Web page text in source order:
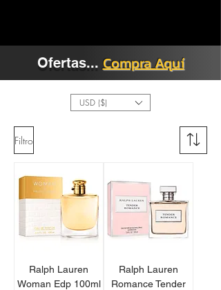
Ofertas... Compra Aquí
USD ($)
Árabes y Mas
Filtro
Ralph Lauren
Woman Edp 100ml
Ralph Lauren
Romance Tender